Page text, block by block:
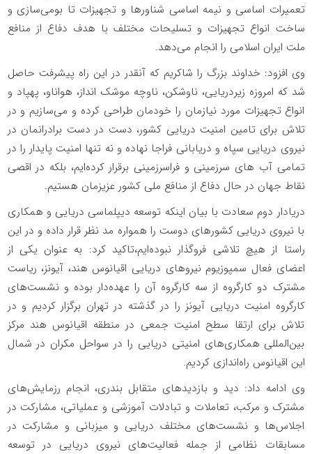
تعمیرات اساسی و نیمه اساسی شناورها و تجهیزات تا بومی‌سازی و
ساخت انواع تجهیزات و تسلیحات مختلف با هدف دفاع از منافع
ملت ایران اسلامی را انجام می‌دهد.
وی افزود: خداوند بزرگ را شاکریم که آنقدر در این راه پیشرفت حاصل
شد که امروزه زیردریایی، ناوشکن، ناوچه موشک انداز، هواناو، پهپاد و
انواع تجهیزات مورد نیازمان را خودمان طراحی کرده و می‌سازیم و در
تلاش برای تامین امنیت دریایی کشور، دست در دست برادرانمان در
نیروی دریایی سپاه و دریابانی فراجا نهاده و نه تنها امنیت پایدار را در
تمامی آب های سرزمینی و فراسرزمینی برقرار کرده‌ایم، بلکه در اقصی
نقاط جهان در حال دفاع از منافع ملی کشور عزیزمان هستیم.
دریادار دوم سعادت با بیان اینکه توسعه دیپلماسی دریایی و همکاری
با نیروی دریایی کشورهای دوست را همواره مد نظر قرار داده و در این
راستا از هیچ تلاشی فروگذار نبوده‌ایم،تاکید کرد: به عنوان یکی از
اعضای فعال سمپوزیوم نیروهای دریایی اقیانوس هند، آیونز، ریاست
مشترک دو کارگروه از سه کارگروه آن را عهده‌دار بوده و نشست‌های
کارگروه امنیت دریایی آیونز را در گذشته در تهران برگزار کردیم و در
تلاش برای ارتقا سطح امنیت جمعی در منطقه اقیانوس هند مرکز
بین‌المللی همکاری‌های امنیتی دریایی را در سواحل مکران در شمال
این اقیانوس راه‌اندازی کردیم.
وی ادامه داد: دید و بازدیدهای متقابل بندری، انجام رزمایش‌های
مشترک و مرکب، تعاملات و تبادلات آموزشی و عملیاتی، مشارکت در
اجلاس‌ها و نشست‌های مختلف دریایی و میزبانی و مشارکت در
مسابقات نظامی از جمله فعالیت‌های نیروی دریایی در توسعه